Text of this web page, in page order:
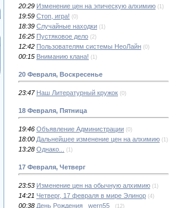
20:29 Изменение цен на эпическую алхимию (1)
19:59 Стоп, игра! (0)
18:39 Случайные находки (1)
16:25 Пустяковое дело (2)
12:42 Пользователям системы НеоЛайн (0)
00:15 Вниманию клана! (1)
20 Февраля, Воскресенье
23:47 Наш Литературный кружок (0)
18 Февраля, Пятница
19:46 Объявление Администрации (0)
18:00 Дальнейшее изменение цен на алхимию (1)
13:28 Однако... (1)
17 Февраля, Четверг
23:53 Изменение цен на обычную алхимию (1)
14:21 Четверг, 17 февраля в мире Элинор (4)
00:38 День Рождения _wern55_ (12)